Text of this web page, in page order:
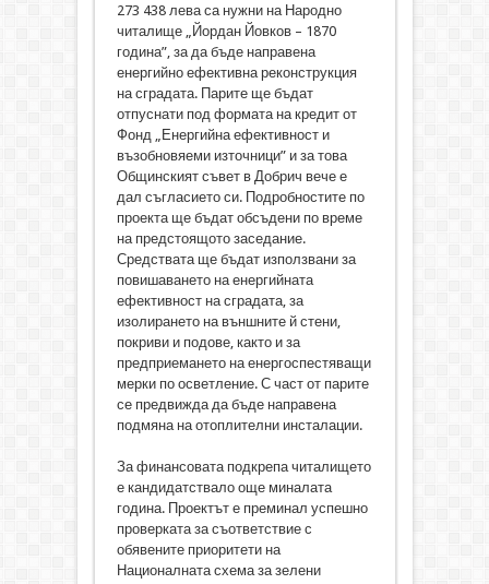
273 438 лева са нужни на Народно
читалище „Йордан Йовков – 1870
година”, за да бъде направена
енергийно ефективна реконструкция
на сградата. Парите ще бъдат
отпуснати под формата на кредит от
Фонд „Енергийна ефективност и
възобновяеми източници” и за това
Общинският съвет в Добрич вече е
дал съгласието си. Подробностите по
проекта ще бъдат обсъдени по време
на предстоящото заседание.
Средствата ще бъдат използвани за
повишаването на енергийната
ефективност на сградата, за
изолирането на външните й стени,
покриви и подове, както и за
предприемането на енергоспестяващи
мерки по осветление. С част от парите
се предвижда да бъде направена
подмяна на отоплителни инсталации.
За финансовата подкрепа читалището
е кандидатствало още миналата
година. Проектът е преминал успешно
проверката за съответствие с
обявените приоритети на
Националната схема за зелени